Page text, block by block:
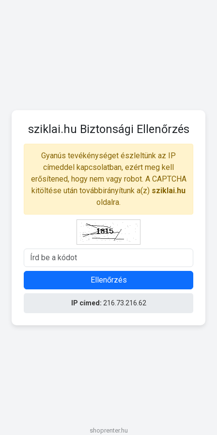
sziklai.hu Biztonsági Ellenőrzés
Gyanús tevékénységet észleltünk az IP
címeddel kapcsolatban, ezért meg kell
erősítened, hogy nem vagy robot. A CAPTCHA
kitöltése után továbbirányítunk a(z) sziklai.hu
oldalra.
Ellenőrzés
IP címed: 216.73.216.62
shoprenter.hu